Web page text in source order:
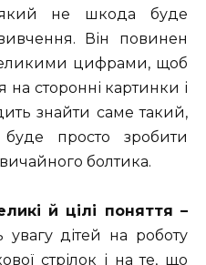
не шкода буде
Він повинен
цифрами, щоб
на сторонні картинки і
знайти саме такий,
просто зробити
болтика.
й цілі поняття –
увагу дітей на роботу
стрілок і на те, що